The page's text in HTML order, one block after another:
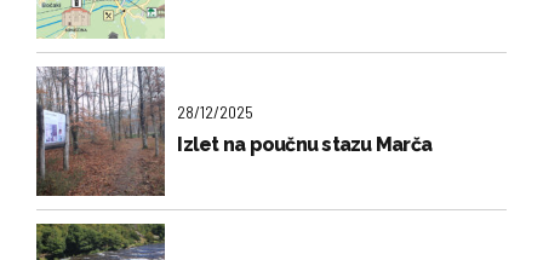
28/12/2025
Izlet na poučnu stazu Marča